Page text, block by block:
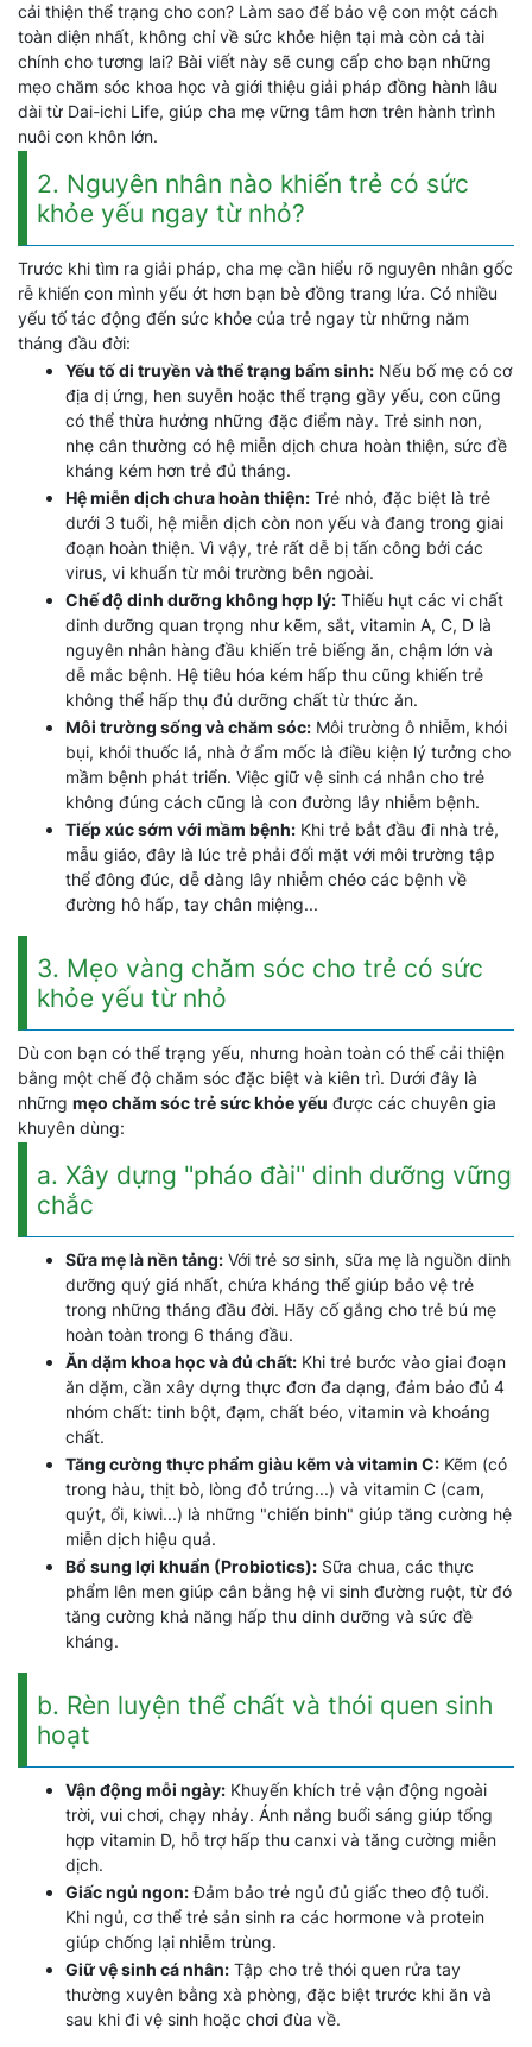
cải thiện thể trạng cho con? Làm sao để bảo vệ con một cách
toàn diện nhất, không chỉ về sức khỏe hiện tại mà còn cả tài
chính cho tương lai? Bài viết này sẽ cung cấp cho bạn những
mẹo chăm sóc khoa học và giới thiệu giải pháp đồng hành lâu
dài từ Dai-ichi Life, giúp cha mẹ vững tâm hơn trên hành trình
nuôi con khôn lớn.
2. Nguyên nhân nào khiến trẻ có sức
khỏe yếu ngay từ nhỏ?
Trước khi tìm ra giải pháp, cha mẹ cần hiểu rõ nguyên nhân gốc
rễ khiến con mình yếu ớt hơn bạn bè đồng trang lứa. Có nhiều
yếu tố tác động đến sức khỏe của trẻ ngay từ những năm
tháng đầu đời:
Yếu tố di truyền và thể trạng bẩm sinh: Nếu bố mẹ có cơ
địa dị ứng, hen suyễn hoặc thể trạng gầy yếu, con cũng
có thể thừa hưởng những đặc điểm này. Trẻ sinh non,
nhẹ cân thường có hệ miễn dịch chưa hoàn thiện, sức đề
kháng kém hơn trẻ đủ tháng.
Hệ miễn dịch chưa hoàn thiện: Trẻ nhỏ, đặc biệt là trẻ
dưới 3 tuổi, hệ miễn dịch còn non yếu và đang trong giai
đoạn hoàn thiện. Vì vậy, trẻ rất dễ bị tấn công bởi các
virus, vi khuẩn từ môi trường bên ngoài.
Chế độ dinh dưỡng không hợp lý: Thiếu hụt các vi chất
dinh dưỡng quan trọng như kẽm, sắt, vitamin A, C, D là
nguyên nhân hàng đầu khiến trẻ biếng ăn, chậm lớn và
dễ mắc bệnh. Hệ tiêu hóa kém hấp thu cũng khiến trẻ
không thể hấp thụ đủ dưỡng chất từ thức ăn.
Môi trường sống và chăm sóc: Môi trường ô nhiễm, khói
bụi, khói thuốc lá, nhà ở ẩm mốc là điều kiện lý tưởng cho
mầm bệnh phát triển. Việc giữ vệ sinh cá nhân cho trẻ
không đúng cách cũng là con đường lây nhiễm bệnh.
Tiếp xúc sớm với mầm bệnh: Khi trẻ bắt đầu đi nhà trẻ,
mẫu giáo, đây là lúc trẻ phải đối mặt với môi trường tập
thể đông đúc, dễ dàng lây nhiễm chéo các bệnh về
đường hô hấp, tay chân miệng...
3. Mẹo vàng chăm sóc cho trẻ có sức
khỏe yếu từ nhỏ
Dù con bạn có thể trạng yếu, nhưng hoàn toàn có thể cải thiện
bằng một chế độ chăm sóc đặc biệt và kiên trì. Dưới đây là
những mẹo chăm sóc trẻ sức khỏe yếu được các chuyên gia
khuyên dùng:
a. Xây dựng "pháo đài" dinh dưỡng vững
chắc
Sữa mẹ là nền tảng: Với trẻ sơ sinh, sữa mẹ là nguồn dinh
dưỡng quý giá nhất, chứa kháng thể giúp bảo vệ trẻ
trong những tháng đầu đời. Hãy cố gắng cho trẻ bú mẹ
hoàn toàn trong 6 tháng đầu.
Ăn dặm khoa học và đủ chất: Khi trẻ bước vào giai đoạn
ăn dặm, cần xây dựng thực đơn đa dạng, đảm bảo đủ 4
nhóm chất: tinh bột, đạm, chất béo, vitamin và khoáng
chất.
Tăng cường thực phẩm giàu kẽm và vitamin C: Kẽm (có
trong hàu, thịt bò, lòng đỏ trứng...) và vitamin C (cam,
quýt, ổi, kiwi...) là những "chiến binh" giúp tăng cường hệ
miễn dịch hiệu quả.
Bổ sung lợi khuẩn (Probiotics): Sữa chua, các thực
phẩm lên men giúp cân bằng hệ vi sinh đường ruột, từ đó
tăng cường khả năng hấp thu dinh dưỡng và sức đề
kháng.
b. Rèn luyện thể chất và thói quen sinh
hoạt
Vận động mỗi ngày: Khuyến khích trẻ vận động ngoài
trời, vui chơi, chạy nhảy. Ánh nắng buổi sáng giúp tổng
hợp vitamin D, hỗ trợ hấp thu canxi và tăng cường miễn
dịch.
Giấc ngủ ngon:Đảm bảo trẻ ngủ đủ giấc theo độ tuổi.
Khi ngủ, cơ thể trẻ sản sinh ra các hormone và protein
giúp chống lại nhiễm trùng.
Giữ vệ sinh cá nhân: Tập cho trẻ thói quen rửa tay
thường xuyên bằng xà phòng, đặc biệt trước khi ăn và
sau khi đi vệ sinh hoặc chơi đùa về.